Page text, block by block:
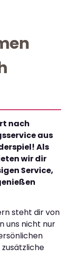
nach
aus
Als
wir dir
Service,
steht dir von
uns nicht nur